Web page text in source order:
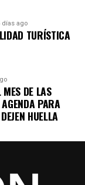
días ago
TURÍSTICA
MES DE LAS
PARA
HUELLA